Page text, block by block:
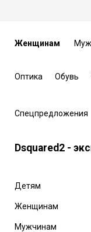
Женщинам
Оптика Обувь
Спецпредложения
Dsquared2 -
Детям
Женщинам
Мужчинам